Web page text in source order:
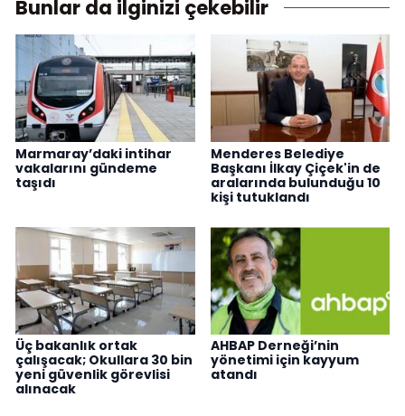
Bunlar da ilginizi çekebilir
Marmaray’daki intihar
vakalarını gündeme
taşıdı
Menderes Belediye
Başkanı İlkay Çiçek'in de
aralarında bulunduğu 10
kişi tutuklandı
Üç bakanlık ortak
çalışacak; Okullara 30 bin
yeni güvenlik görevlisi
alınacak
AHBAP Derneği’nin
yönetimi için kayyum
atandı